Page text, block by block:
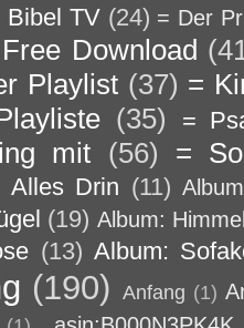
Bibel TV (24) = Der
Download
Playlist (37) =
(35)
=
mit (56) =
Alles Drin (11)
(19) Album:
(13) Album:
(190) Anfang (1)